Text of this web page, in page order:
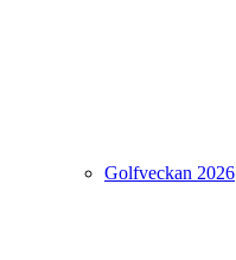
Golfveckan 2026